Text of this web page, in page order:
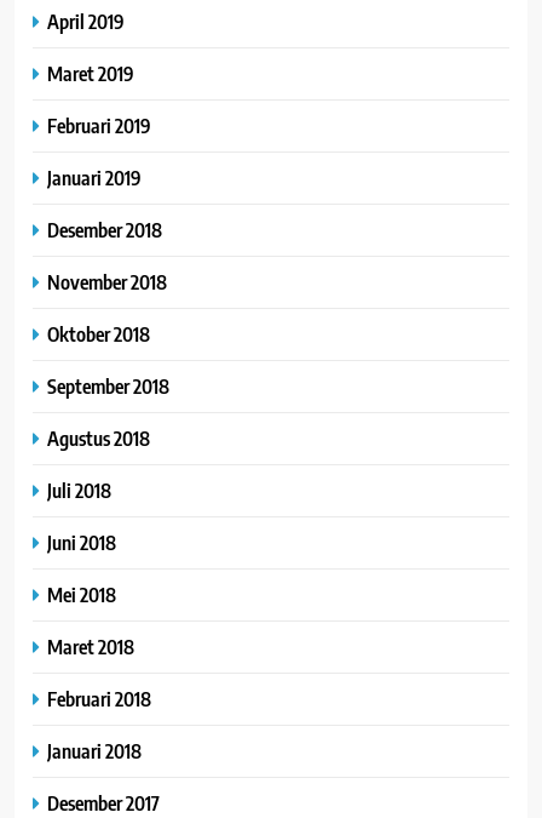
April 2019
Maret 2019
Februari 2019
Januari 2019
Desember 2018
November 2018
Oktober 2018
September 2018
Agustus 2018
Juli 2018
Juni 2018
Mei 2018
Maret 2018
Februari 2018
Januari 2018
Desember 2017